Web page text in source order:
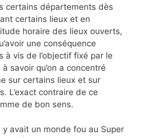
certains départements dès
certains lieux et en
horaire des lieux ouverts,
une conséquence
à vis de l’objectif fixé par le
savoir qu’on a concentré
sur certains lieux et sur
L’exact contraire de ce
de bon sens.
y avait un monde fou au Super